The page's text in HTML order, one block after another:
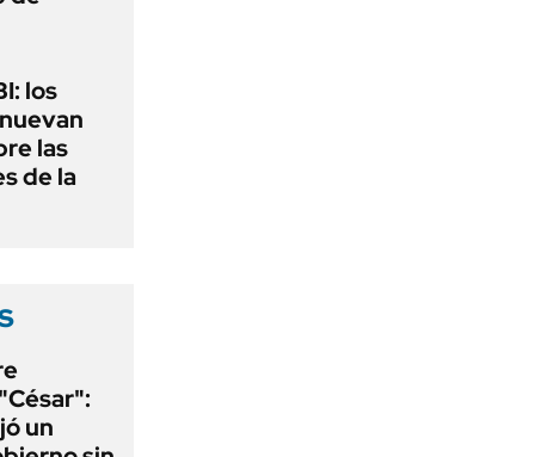
los
las
de la
un